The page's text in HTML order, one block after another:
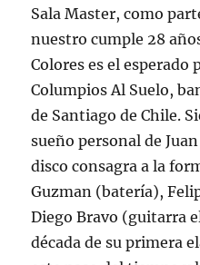
Sala Master, como
nuestro cumple 28
Colores es el
Columpios Al Suelo,
de Santiago de Chile.
sueño personal de
disco consagra a la
Guzman (batería),
Diego Bravo (guitarra
década de su primera